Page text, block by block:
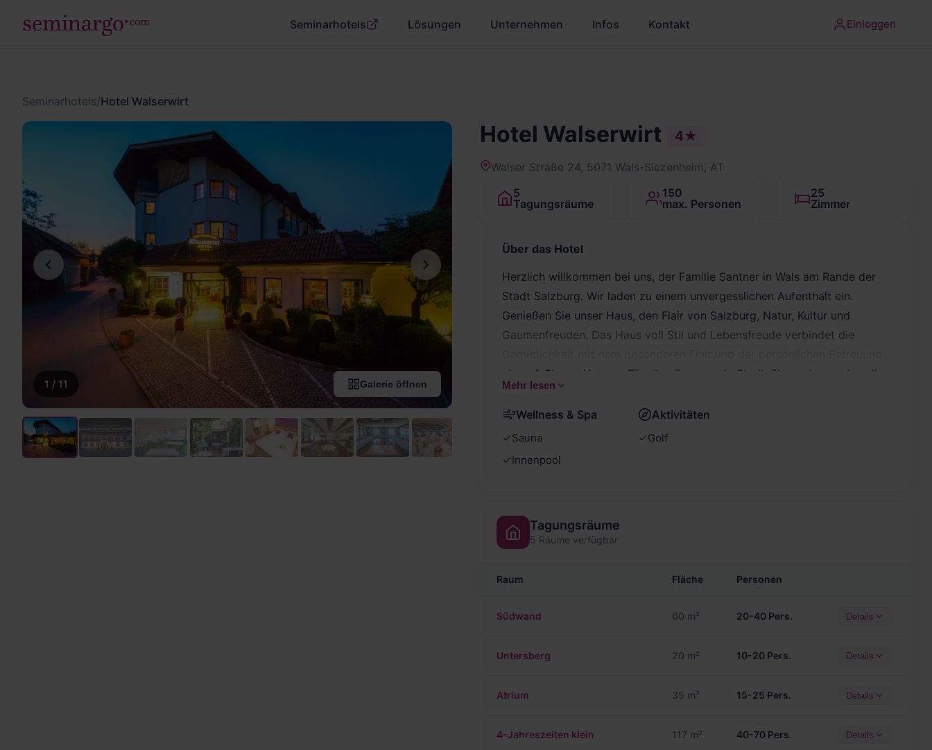
Seminarhotels Lösungen Unternehmen Infos Kontakt Einloggen
Seminarhotels/Hotel Walserwirt
1 / 11 Galerie öffnen
Hotel Walserwirt 4★
Walser Straße 24, 5071 Wals-Siezenheim, AT
5
Tagungsräume
150
max. Personen
25
Zimmer
Über das Hotel
Herzlich willkommen bei uns, der Familie Santner in Wals am Rande der
Stadt Salzburg. Wir laden zu einem unvergesslichen Aufenthalt ein.
Genießen Sie unser Haus, den Flair von Salzburg, Natur, Kultur und
Gaumenfreuden. Das Haus voll Stil und Lebensfreude verbindet die
eines 4-Sterne-Hauses. Für alle, die gerne in Stadtnähe wohnen, aber die
Ruhe des Landes wünschen. Das im Landhausstil eingerichtete Hotel wird
allen Ansprüchen gehobener Gastlichkeit und österreichischer Tradition
gerecht und bietet sowohl dem Geschäftsreisenden als auch dem
Mehr lesen
Wellness & Spa
Sauna
Innenpool
Aktivitäten
Golf
Tagungsräume
5 Räume verfügbar
Raum Fläche Personen
Südwand 60 m² 20-40 Pers. Details
Untersberg 20 m² 10-20 Pers. Details
Atrium 35 m² 15-25 Pers. Details
4-Jahreszeiten klein 117 m² 40-70 Pers. Details